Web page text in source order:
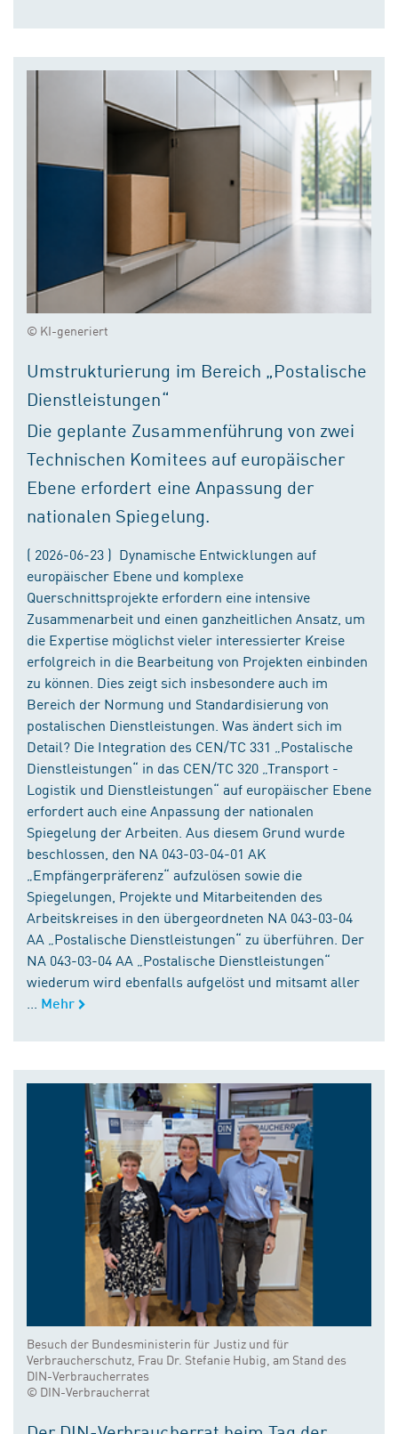
© KI-generiert
Umstrukturierung im Bereich „Postalische
Dienstleistungen“
Die geplante Zusammenführung von zwei
Technischen Komitees auf europäischer
Ebene erfordert eine Anpassung der
nationalen Spiegelung.
( 2026-06-23 ) Dynamische Entwicklungen auf
europäischer Ebene und komplexe
Querschnittsprojekte erfordern eine intensive
Zusammenarbeit und einen ganzheitlichen Ansatz, um
die Expertise möglichst vieler interessierter Kreise
erfolgreich in die Bearbeitung von Projekten einbinden
zu können. Dies zeigt sich insbesondere auch im
Bereich der Normung und Standardisierung von
postalischen Dienstleistungen. Was ändert sich im
Detail? Die Integration des CEN/TC 331 „Postalische
Dienstleistungen“ in das CEN/TC 320 „Transport -
Logistik und Dienstleistungen“ auf europäischer Ebene
erfordert auch eine Anpassung der nationalen
Spiegelung der Arbeiten. Aus diesem Grund wurde
beschlossen, den NA 043-03-04-01 AK
„Empfängerpräferenz“ aufzulösen sowie die
Spiegelungen, Projekte und Mitarbeitenden des
Arbeitskreises in den übergeordneten NA 043-03-04
AA „Postalische Dienstleistungen“ zu überführen. Der
NA 043-03-04 AA „Postalische Dienstleistungen“
wiederum wird ebenfalls aufgelöst und mitsamt aller
Mehr
Besuch der Bundesministerin für Justiz und für
Verbraucherschutz, Frau Dr. Stefanie Hubig, am Stand des
DIN-Verbraucherrates
© DIN-Verbraucherrat